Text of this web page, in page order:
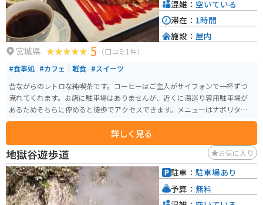
宮城県 5 （口コミ1件）
#食事処 #カフェ｜軽食 #スイーツ
昔ながらのレトロな純喫茶です。コーヒーはご主人がサイフォンで一杯ずつ
淹れてくれます。お店に駐車場はありませんが、近くに湯巡り客用駐車場が
あるためそちらに停めると徒歩でアクセスできます。メニューはナポリタン
やオムライス、トーストセットなど食事もできます。
詳しく見る
混雑： 空いている
滞在： 1時間
施設： 屋内
地獄谷遊歩道 お気に入り
駐車： 駐車場あり
予算： 無料